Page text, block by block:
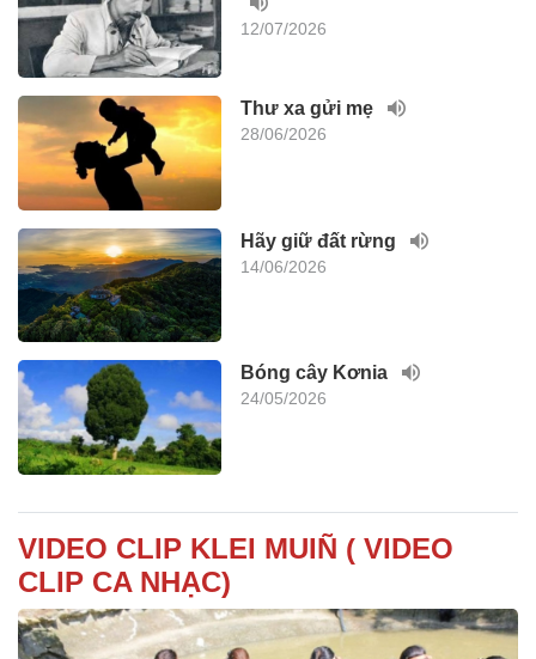
12/07/2026
Thư xa gửi mẹ
28/06/2026
Hãy giữ đất rừng
14/06/2026
Bóng cây Kơnia
24/05/2026
VIDEO CLIP KLEI MUIÑ ( VIDEO
CLIP CA NHẠC)